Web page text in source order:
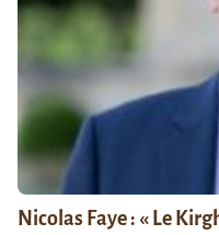
Nicolas Faye : « Le